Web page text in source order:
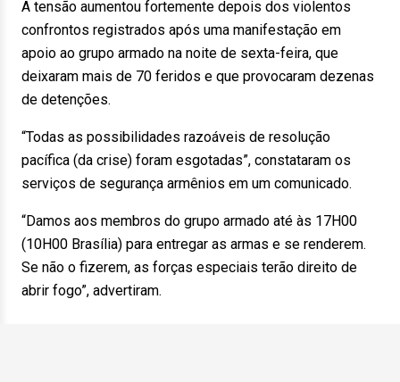
A tensão aumentou fortemente depois dos violentos
confrontos registrados após uma manifestação em
apoio ao grupo armado na noite de sexta-feira, que
deixaram mais de 70 feridos e que provocaram dezenas
de detenções.
“Todas as possibilidades razoáveis de resolução
pacífica (da crise) foram esgotadas”, constataram os
serviços de segurança armênios em um comunicado.
“Damos aos membros do grupo armado até às 17H00
(10H00 Brasília) para entregar as armas e se renderem.
Se não o fizerem, as forças especiais terão direito de
abrir fogo”, advertiram.